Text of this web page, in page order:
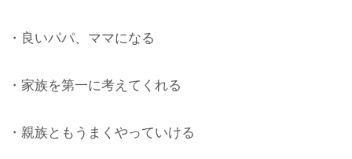
・良いパパ、ママになる
・家族を第一に考えてくれる
・親族ともうまくやっていける